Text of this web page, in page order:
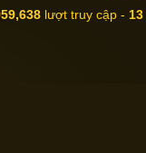
lượt truy cập - 13